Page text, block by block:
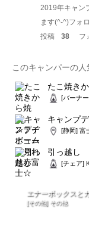
2019年キャン
ます(^-^)フォ
投稿
38 フ
このキャンパーの人
たこ焼き
[バーナ
キャンプ
[静岡] 富
引っ越し
[チェア]
エナーボックスと
[その他] その他